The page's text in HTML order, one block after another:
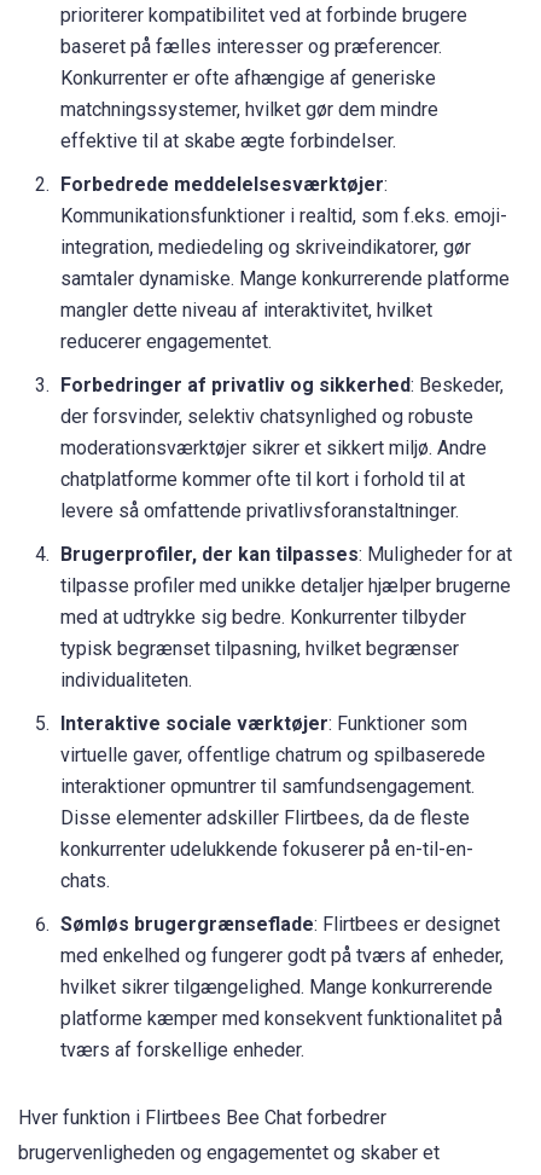
prioriterer kompatibilitet ved at forbinde brugere
baseret på fælles interesser og præferencer.
Konkurrenter er ofte afhængige af generiske
matchningssystemer, hvilket gør dem mindre
effektive til at skabe ægte forbindelser.
Forbedrede meddelelsesværktøjer:
Kommunikationsfunktioner i realtid, som f.eks. emoji-
integration, mediedeling og skriveindikatorer, gør
samtaler dynamiske. Mange konkurrerende platforme
mangler dette niveau af interaktivitet, hvilket
reducerer engagementet.
Forbedringer af privatliv og sikkerhed: Beskeder,
der forsvinder, selektiv chatsynlighed og robuste
moderationsværktøjer sikrer et sikkert miljø. Andre
chatplatforme kommer ofte til kort i forhold til at
levere så omfattende privatlivsforanstaltninger.
Brugerprofiler, der kan tilpasses: Muligheder for at
tilpasse profiler med unikke detaljer hjælper brugerne
med at udtrykke sig bedre. Konkurrenter tilbyder
typisk begrænset tilpasning, hvilket begrænser
individualiteten.
Interaktive sociale værktøjer: Funktioner som
virtuelle gaver, offentlige chatrum og spilbaserede
interaktioner opmuntrer til samfundsengagement.
Disse elementer adskiller Flirtbees, da de fleste
konkurrenter udelukkende fokuserer på en-til-en-
chats.
Sømløs brugergrænseflade: Flirtbees er designet
med enkelhed og fungerer godt på tværs af enheder,
hvilket sikrer tilgængelighed. Mange konkurrerende
platforme kæmper med konsekvent funktionalitet på
tværs af forskellige enheder.
Hver funktion i Flirtbees Bee Chat forbedrer
brugervenligheden og engagementet og skaber et